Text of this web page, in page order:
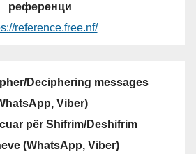
референци
reference.free.nf/
Deciphering messages
Viber)
për Shifrim/Deshifrim
(WhatsApp, Viber)